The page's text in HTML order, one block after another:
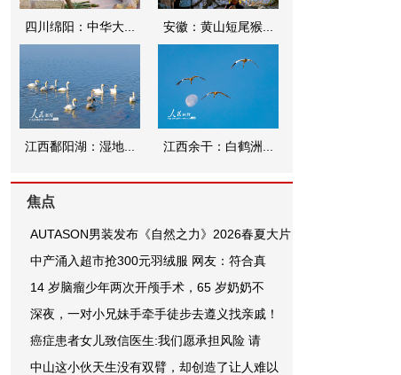
四川绵阳：中华大... 安徽：黄山短尾猴...
江西鄱阳湖：湿地... 江西余干：白鹤洲...
焦点
AUTASON男装发布《自然之力》2026春夏大片
中产涌入超市抢300元羽绒服 网友：符合真
14 岁脑瘤少年两次开颅手术，65 岁奶奶不
深夜，一对小兄妹手牵手徒步去遵义找亲戚！
癌症患者女儿致信医生:我们愿承担风险 请
中山这小伙天生没有双臂，却创造了让人难以